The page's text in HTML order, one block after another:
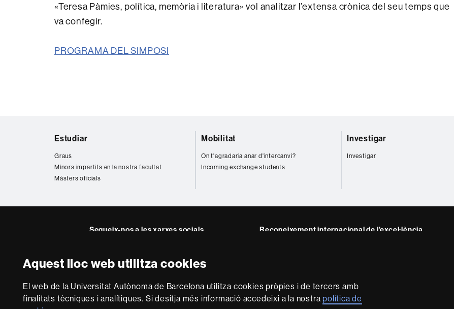
Aquest lloc web utilitza cookies
El web de la Universitat Autònoma de Barcelona utilitza cookies pròpies i de tercers amb
finalitats tècniques i analítiques. Si desitja més informació accedeixi a la nostrapolítica de
«Teresa Pàmies, política, memòria i literatura» vol analitzar l’extensa crònica del seu temps que
va confegir.
PROGRAMA DEL SIMPOSI
Estudiar
Graus
Mínors impartits en la nostra facultat
Màsters oficials
Mobilitat
On t'agradaria anar d'intercanvi?
Incoming exchange students
Investigar
Investigar
Segueix-nos a les xarxes socials Reconeixement internacional de l'excel·lència
Sobre
aquest